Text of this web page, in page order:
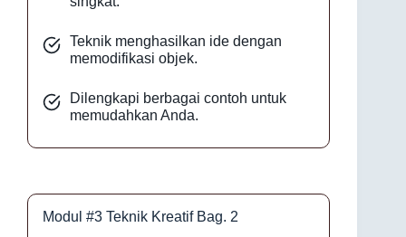
Teknik menghasilkan ide dengan
memodifikasi objek.
Dilengkapi berbagai contoh untuk
memudahkan Anda.
Modul #3 Teknik Kreatif Bag. 2